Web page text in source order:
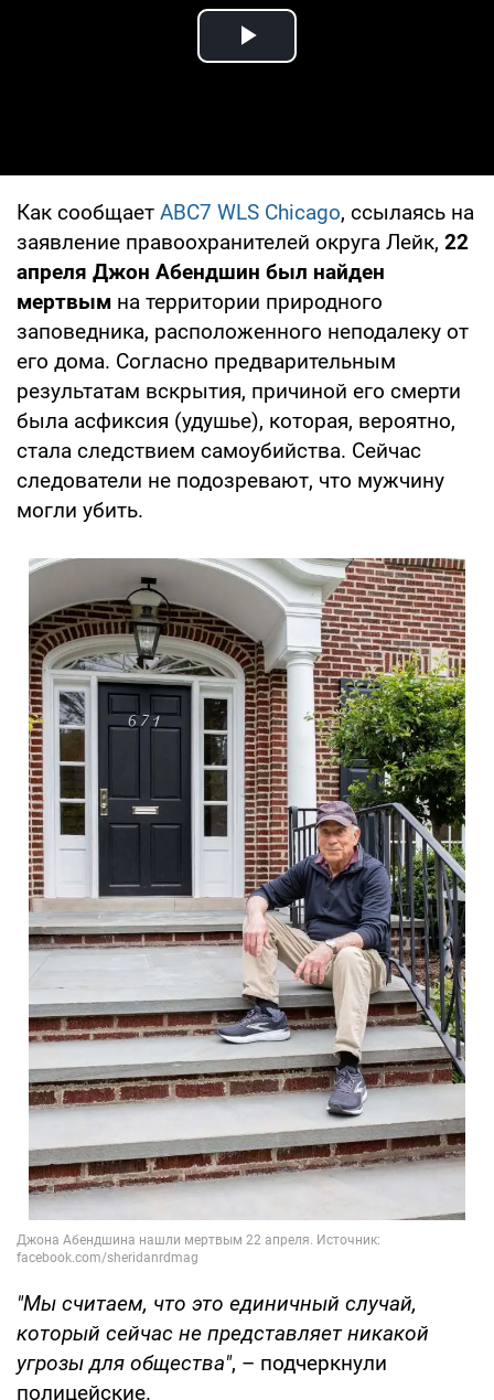
Play Video
Как сообщает ABC7 WLS Chicago, ссылаясь на
заявление правоохранителей округа Лейк, 22
апреля Джон Абендшин был найден
мертвым на территории природного
заповедника, расположенного неподалеку от
его дома. Согласно предварительным
результатам вскрытия, причиной его смерти
была асфиксия (удушье), которая, вероятно,
стала следствием самоубийства. Сейчас
следователи не подозревают, что мужчину
могли убить.
"Мы считаем, что это единичный случай,
который сейчас не представляет никакой
угрозы для общества", – подчеркнули
полицейские.